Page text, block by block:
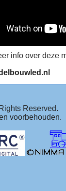
info over deze
Reserved.
voorbehouden.